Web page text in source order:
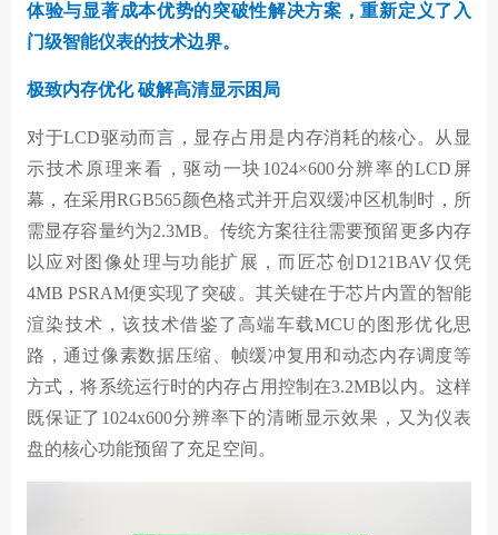
体验与显著成本优势的突破性解决方案，重新定义了入
门级智能仪表的技术边界。
极致内存优化 破解高清显示困局
对于LCD驱动而言，显存占用是内存消耗的核心。从显
示技术原理来看，驱动一块1024×600分辨率的LCD屏
幕，在采用RGB565颜色格式并开启双缓冲区机制时，所
需显存容量约为2.3MB。传统方案往往需要预留更多内存
以应对图像处理与功能扩展，而匠芯创D121BAV仅凭
4MB PSRAM便实现了突破。其关键在于芯片内置的智能
渲染技术，该技术借鉴了高端车载MCU的图形优化思
路，通过像素数据压缩、帧缓冲复用和动态内存调度等
方式，将系统运行时的内存占用控制在3.2MB以内。这样
既保证了1024x600分辨率下的清晰显示效果，又为仪表
盘的核心功能预留了充足空间。